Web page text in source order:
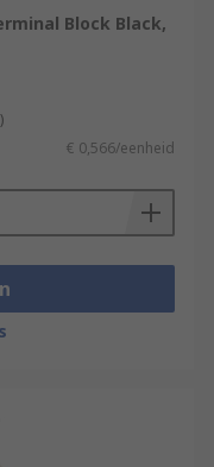
Block Black,
€ 0,566/eenheid